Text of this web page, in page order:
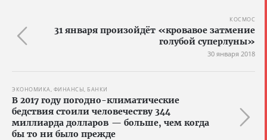
КОСМОС
31 января произойдёт «кровавое затмение
голубой суперлуны»
30 января 2018
ЭКОНОМИКА, ФИНАНСЫ, БАНКИ
В 2017 году погодно-климатические
бедствия стоили человечеству 344
миллиарда долларов — больше, чем когда
бы то ни было прежде